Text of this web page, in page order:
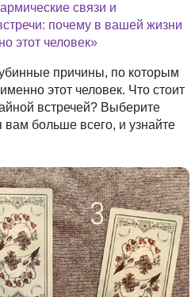
связи и
почему в вашей жизни
этот человек»
причины, по которым
этот человек. Что стоит
встречей? Выберите
вам больше всего, и узнайте